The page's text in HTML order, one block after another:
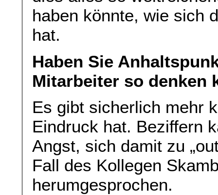
haben könnte, wie sich
hat.
Haben Sie
Mitarbeiter so denken
Es gibt sicherlich mehr
Eindruck hat. Beziffern
Angst, sich damit zu
Fall des Kollegen
herumgesprochen.